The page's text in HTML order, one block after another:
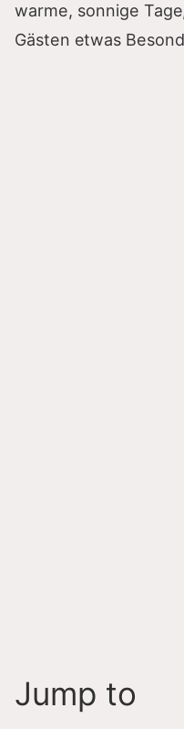
warme, sonnige
Gästen etwas
Jump to